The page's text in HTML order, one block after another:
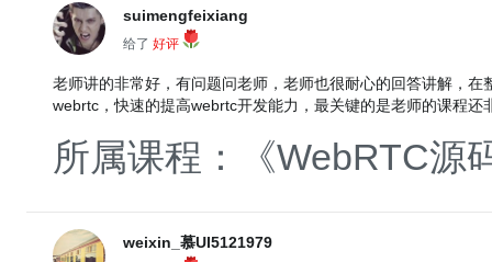
suimengfeixiang
给了 好评
老师讲的非常好，有问题问老师，老师也很耐心的回答讲解，
webrtc，快速的提高webrtc开发能力，最关键的是老师的课程
所属课程：《WebRTC源
weixin_慕UI5121979